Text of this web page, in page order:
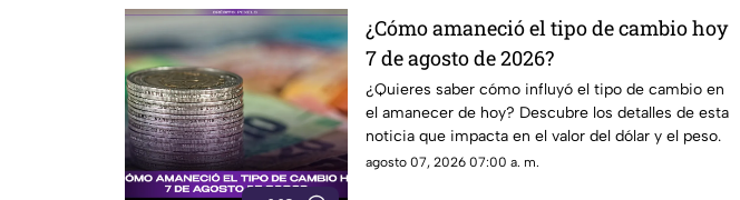
¿Cómo amaneció el tipo de cambio hoy
7 de agosto de 2026?
¿Quieres saber cómo influyó el tipo de cambio en
el amanecer de hoy? Descubre los detalles de esta
noticia que impacta en el valor del dólar y el peso.
agosto 07, 2026 07:00 a. m.